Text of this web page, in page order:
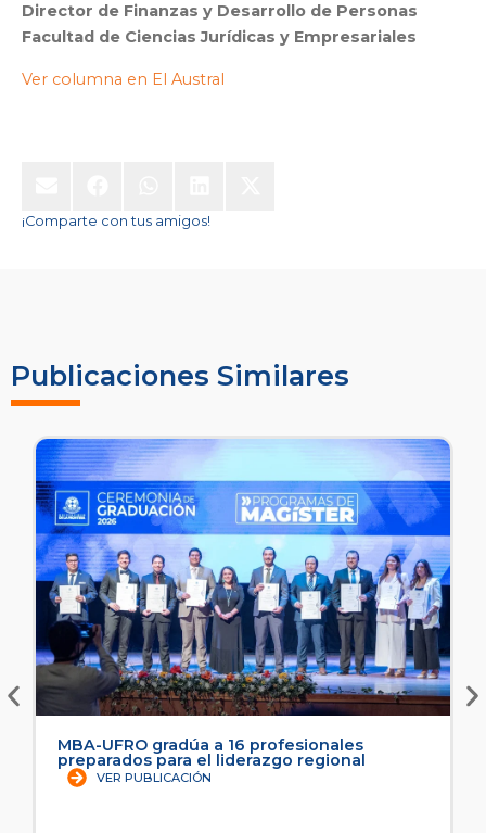
Director de Finanzas y Desarrollo de Personas
Facultad de Ciencias Jurídicas y Empresariales
Ver columna en El Austral
¡Comparte con tus amigos!
Publicaciones Similares
gradúa a 16 profesionales
para el liderazgo regional
PUBLICACIÓN